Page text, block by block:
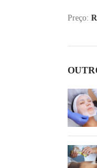
Preço
Preço
Preço: